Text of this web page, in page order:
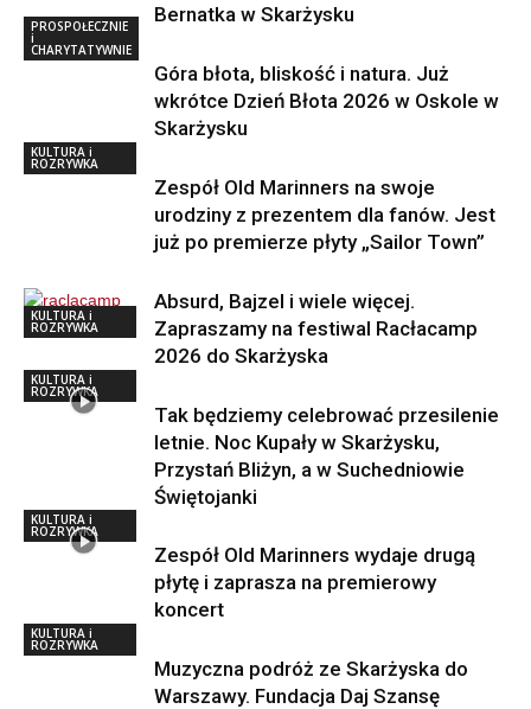
Bernatka w Skarżysku
PROSPOŁECZNIE
i
CHARYTATYWNIE
Góra błota, bliskość i natura. Już
wkrótce Dzień Błota 2026 w Oskole w
Skarżysku
KULTURA i
ROZRYWKA
Zespół Old Marinners na swoje
urodziny z prezentem dla fanów. Jest
już po premierze płyty „Sailor Town”
KULTURA i
ROZRYWKA
Absurd, Bajzel i wiele więcej.
Zapraszamy na festiwal Racłacamp
2026 do Skarżyska
KULTURA i
ROZRYWKA
Tak będziemy celebrować przesilenie
letnie. Noc Kupały w Skarżysku,
Przystań Bliżyn, a w Suchedniowie
Świętojanki
KULTURA i
ROZRYWKA
Zespół Old Marinners wydaje drugą
płytę i zaprasza na premierowy
koncert
KULTURA i
ROZRYWKA
Muzyczna podróż ze Skarżyska do
Warszawy. Fundacja Daj Szansę